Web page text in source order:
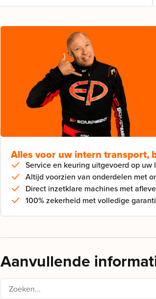
Alles voor uw intern transport,
Service en keuring uitgevoerd op uw
Altijd voorzien van onderdelen met
Direct inzetklare machines met
100% zekerheid met volledige
Aanvullende